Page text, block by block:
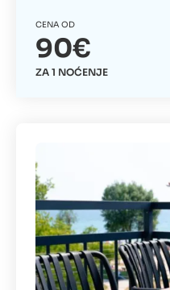
CENA OD
90€
ZA 1 NOĆENJE